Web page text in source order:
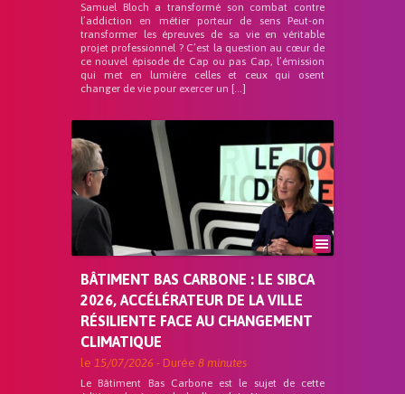
Samuel Bloch a transformé son combat contre
l’addiction en métier porteur de sens Peut-on
transformer les épreuves de sa vie en véritable
projet professionnel ? C’est la question au cœur de
ce nouvel épisode de Cap ou pas Cap, l’émission
qui met en lumière celles et ceux qui osent
changer de vie pour exercer un […]
BÂTIMENT BAS CARBONE : LE SIBCA
2026, ACCÉLÉRATEUR DE LA VILLE
RÉSILIENTE FACE AU CHANGEMENT
CLIMATIQUE
le 15/07/2026 - Durée 8 minutes
Le Bâtiment Bas Carbone est le sujet de cette